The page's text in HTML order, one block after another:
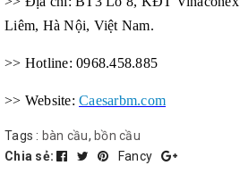
Liêm, Hà Nội, Việt Nam.
>> Hotline: 0968.458.885
>> Website: Caesarbm.com
Tags : bàn cầu, bồn cầu
Chia sẻ:
Fancy